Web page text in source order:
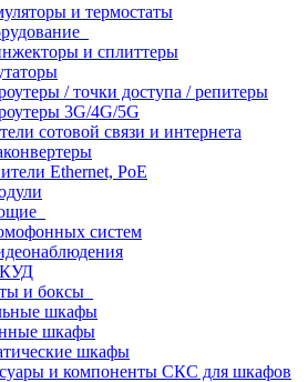
и термостаты
и сплиттеры
/ точки доступа / репитеры
3G/4G/5G
сотовой связи и интернета
Ethernet, PoE
систем
и боксы
шкафы
шкафы
шкафы
и компоненты СКС для шкафов